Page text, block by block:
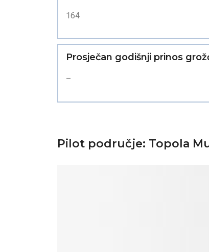
164
Prosječan godišnji prinos
–
Pilot područje: Topola